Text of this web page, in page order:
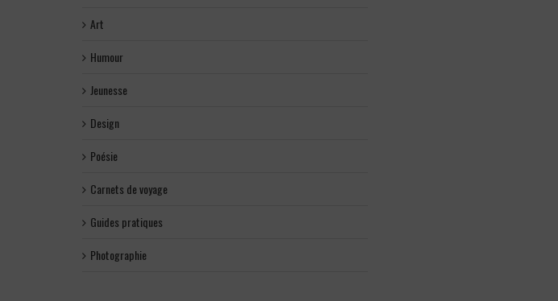
Art
Humour
Jeunesse
Design
Poésie
Carnets de voyage
Guides pratiques
Photographie